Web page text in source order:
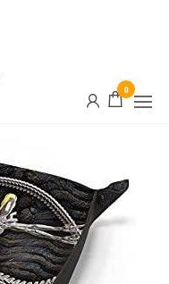
0